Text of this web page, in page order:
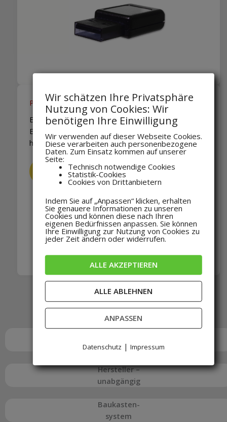
Pakete
Einfache Komplettlösungen zur Optimierung Ihrer
Energiedaten. SCH.E.I.D.L universell –
herstellerunabhängig – modern
HIER KAUFEN
über Web- oberfläche
Hersteller –
unabgängig
Baukasten-
system
Wir schätzen Ihre Privatsphäre
Nutzung von Cookies: Wir
benötigen Ihre Einwilligung
Wir verwenden auf dieser Webseite Cookies.
Diese verarbeiten auch personenbezogene
Daten. Zum Einsatz kommen auf unserer
Seite:
Technisch notwendige Cookies
Statistik-Cookies
Cookies von Drittanbietern
Indem Sie auf „Anpassen“ klicken, erhalten
Sie genauere Informationen zu unseren
Cookies und können diese nach Ihren
eigenen Bedürfnissen anpassen. Sie können
Ihre Einwilligung zur Nutzung von Cookies zu
jeder Zeit ändern oder widerrufen.
ALLE AKZEPTIEREN
ALLE ABLEHNEN
ANPASSEN
Datenschutz | Impressum